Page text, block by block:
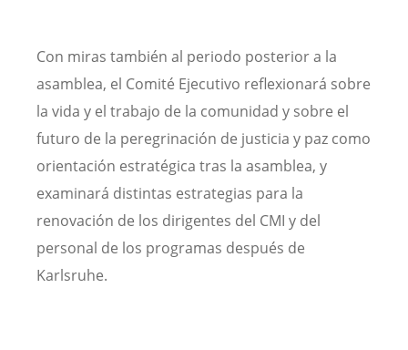
Con miras también al periodo posterior a la
asamblea, el Comité Ejecutivo reflexionará sobre
la vida y el trabajo de la comunidad y sobre el
futuro de la peregrinación de justicia y paz como
orientación estratégica tras la asamblea, y
examinará distintas estrategias para la
renovación de los dirigentes del CMI y del
personal de los programas después de
Karlsruhe.